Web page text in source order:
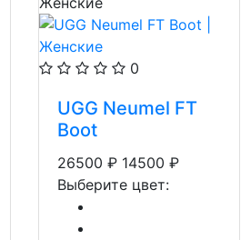
0
UGG Neumel FT
Boot
26500 ₽ 14500 ₽
Выберите цвет: